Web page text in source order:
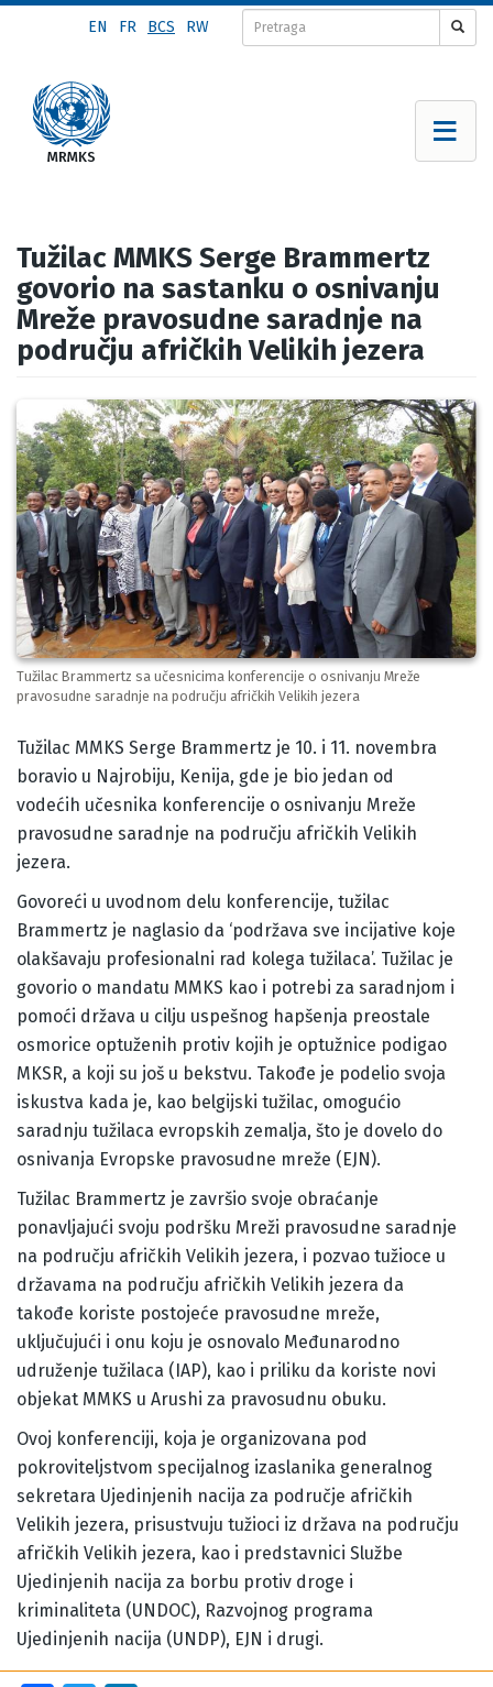
content
EN FR BCS RW
Tužilac MMKS Serge Brammertz
govorio na sastanku o osnivanju
Mreže pravosudne saradnje na
području afričkih Velikih jezera
Tužilac Brammertz sa učesnicima konferencije o osnivanju Mreže
pravosudne saradnje na području afričkih Velikih jezera
Body
Tužilac MMKS Serge Brammertz je 10. i 11. novembra
boravio u Najrobiju, Kenija, gde je bio jedan od
vodećih učesnika konferencije o osnivanju Mreže
pravosudne saradnje na području afričkih Velikih
jezera.
Govoreći u uvodnom delu konferencije, tužilac
Brammertz je naglasio da ‘podržava sve incijative koje
olakšavaju profesionalni rad kolega tužilaca’. Tužilac je
govorio o mandatu MMKS kao i potrebi za saradnjom i
pomoći država u cilju uspešnog hapšenja preostale
osmorice optuženih protiv kojih je optužnice podigao
MKSR, a koji su još u bekstvu. Takođe je podelio svoja
iskustva kada je, kao belgijski tužilac, omogućio
saradnju tužilaca evropskih zemalja, što je dovelo do
osnivanja Evropske pravosudne mreže (EJN).
Tužilac Brammertz je završio svoje obraćanje
ponavljajući svoju podršku Mreži pravosudne saradnje
na području afričkih Velikih jezera, i pozvao tužioce u
državama na području afričkih Velikih jezera da
takođe koriste postojeće pravosudne mreže,
uključujući i onu koju je osnovalo Međunarodno
udruženje tužilaca (IAP), kao i priliku da koriste novi
objekat MMKS u Arushi za pravosudnu obuku.
Ovoj konferenciji, koja je organizovana pod
pokroviteljstvom specijalnog izaslanika generalnog
sekretara Ujedinjenih nacija za područje afričkih
Velikih jezera, prisustvuju tužioci iz država na području
afričkih Velikih jezera, kao i predstavnici Službe
Ujedinjenih nacija za borbu protiv droge i
kriminaliteta (UNDOC), Razvojnog programa
Ujedinjenih nacija (UNDP), EJN i drugi.